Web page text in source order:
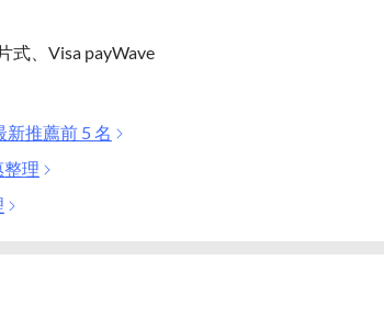
式、Visa payWave
推薦前 5 名
理